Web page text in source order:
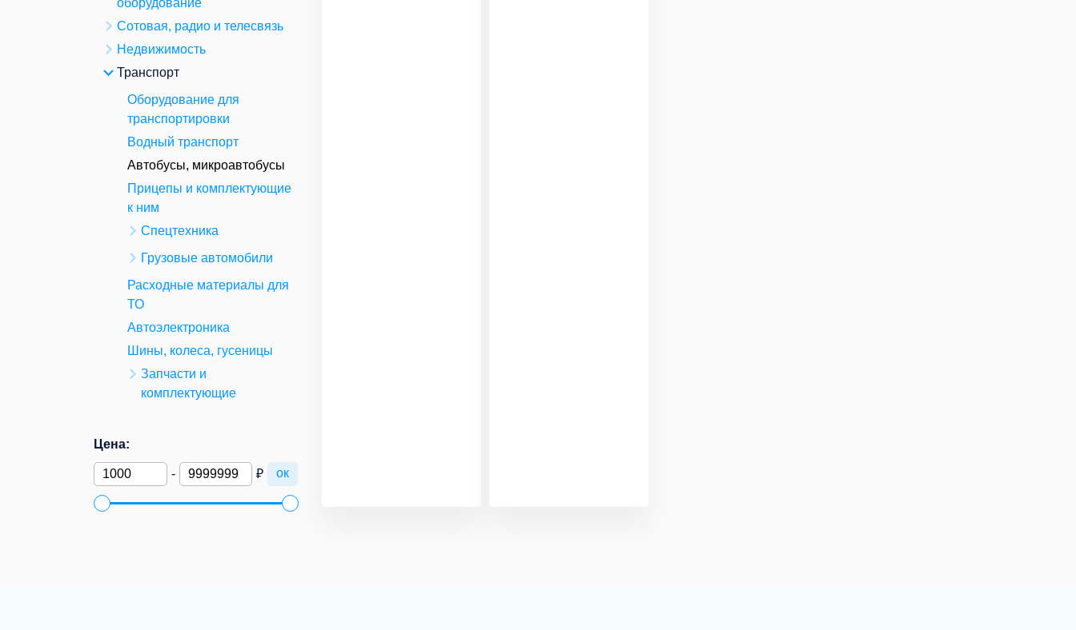
оборудование
Сотовая, радио и телесвязь
Недвижимость
Транспорт
Оборудование для
транспортировки
Водный транспорт
Автобусы, микроавтобусы
Прицепы и комплектующие
к ним
Спецтехника
Грузовые автомобили
Расходные материалы для
ТО
Автоэлектроника
Шины, колеса, гусеницы
Запчасти и
комплектующие
Цена:
- ₽ ок